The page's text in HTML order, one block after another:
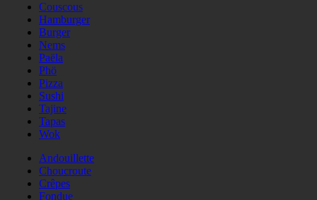
Couscous
Hamburger
Burger
Nems
Paëla
Phö
Pizza
Sushi
Tajine
Tapas
Wok
Andouillette
Choucroute
Crêpes
Fondue